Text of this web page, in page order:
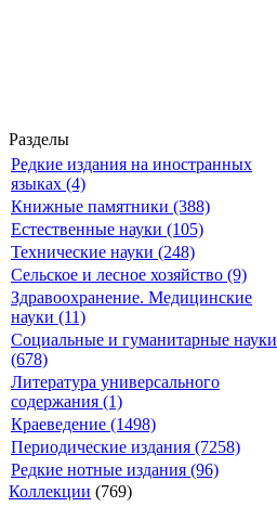
Разделы
Редкие издания на иностранных
языках (4)
Книжные памятники (388)
Естественные науки (105)
Технические науки (248)
Сельское и лесное хозяйство (9)
Здравоохранение. Медицинские
науки (11)
Социальные и гуманитарные науки
(678)
Литература универсального
содержания (1)
Краеведение (1498)
Периодические издания (7258)
Редкие нотные издания (96)
Коллекции (769)